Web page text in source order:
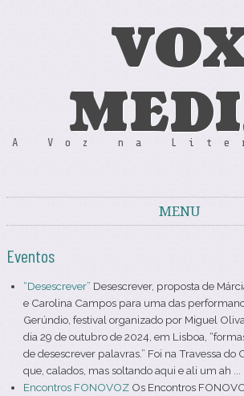
A Voz na
MENU
Eventos
“Desescrever” Desescrever, proposta de
e Carolina Campos para uma das
Gerúndio, festival organizado por Miguel
dia 29 de outubro de 2024, em Lisboa,
de desescrever palavras.” Foi na Travessa
que, calados, mas soltando aqui e ali um ah ...
Encontros FONOVOZ Os Encontros